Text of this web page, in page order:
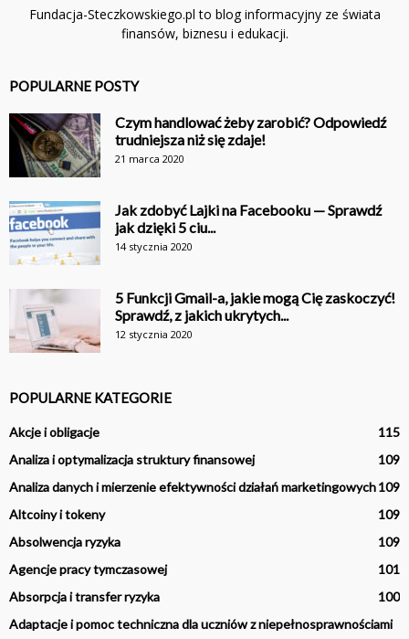
Fundacja-Steczkowskiego.pl to blog informacyjny ze świata
finansów, biznesu i edukacji.
POPULARNE POSTY
Czym handlować żeby zarobić? Odpowiedź
trudniejsza niż się zdaje!
21 marca 2020
Jak zdobyć Lajki na Facebooku — Sprawdź
jak dzięki 5 ciu...
14 stycznia 2020
5 Funkcji Gmail-a, jakie mogą Cię zaskoczyć!
Sprawdź, z jakich ukrytych...
12 stycznia 2020
POPULARNE KATEGORIE
Akcje i obligacje
115
Analiza i optymalizacja struktury finansowej
109
Analiza danych i mierzenie efektywności działań marketingowych109
Altcoiny i tokeny
109
Absolwencja ryzyka
109
Agencje pracy tymczasowej
101
Absorpcja i transfer ryzyka
100
Adaptacje i pomoc techniczna dla uczniów z niepełnosprawnościami